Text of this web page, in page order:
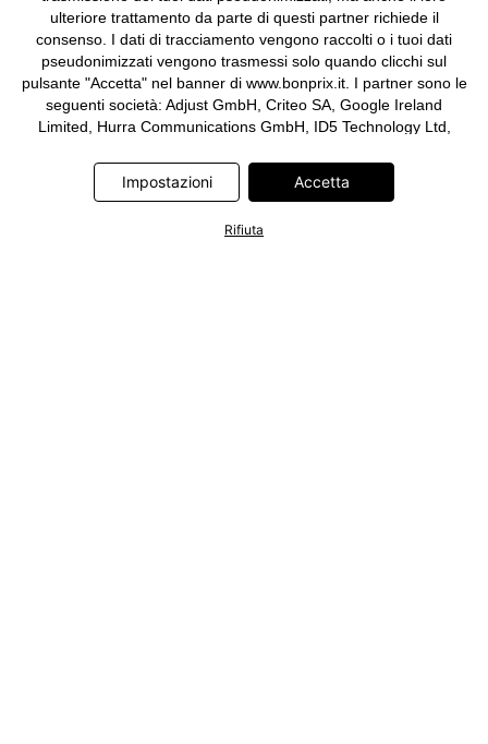
ulteriore trattamento da parte di questi partner richiede il
consenso. I dati di tracciamento vengono raccolti o i tuoi dati
pseudonimizzati vengono trasmessi solo quando clicchi sul
pulsante "Accetta" nel banner di www.bonprix.it. I partner sono le
seguenti società: Adjust GmbH, Criteo SA, Google Ireland
Limited, Hurra Communications GmbH, ID5 Technology Ltd,
Limited, Pinterest Europe Limited, RTB-House GmbH, TikTok
Information Technologies UK Limited. Ulteriori informazioni sul
informativa privacy e cookie
Impostazioni Accetta
Rifiuta